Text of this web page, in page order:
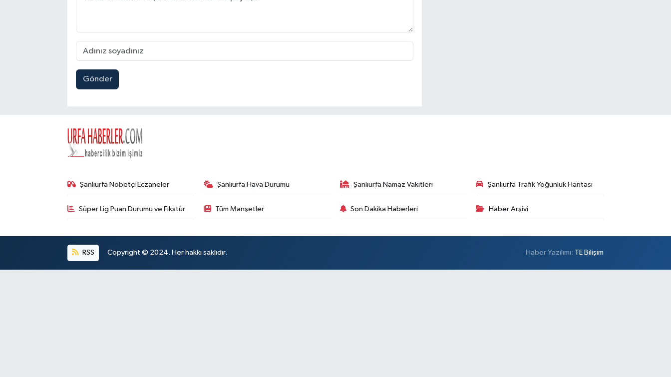
Gönder
Şanlıurfa Nöbetçi Eczaneler Şanlıurfa Hava Durumu Şanlıurfa Namaz Vakitleri Şanlıurfa Trafik Yoğunluk Haritası
Süper Lig Puan Durumu ve Fikstür Tüm Manşetler Son Dakika Haberleri Haber Arşivi
RSS Copyright © 2024. Her hakkı saklıdır. Haber Yazılımı: TE Bilişim